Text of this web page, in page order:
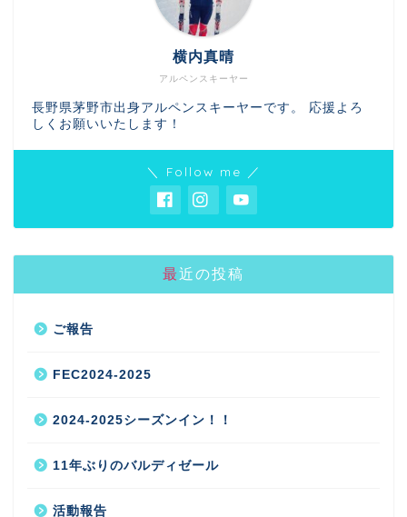
アルペンスキーヤー
横内真晴
長野県茅野市出身アルペンスキーヤーです。 応援よろ
しくお願いいたします！
＼ Follow me ／
最近の投稿
ご報告
FEC2024-2025
2024-2025シーズンイン！！
11年ぶりのバルディゼール
活動報告